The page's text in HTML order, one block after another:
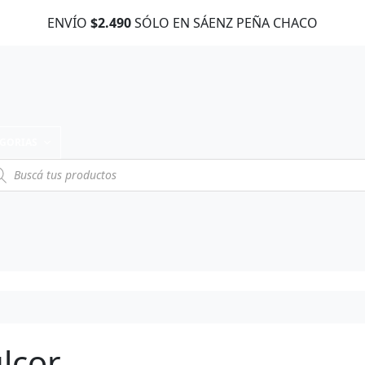
ENVÍO $2.490SÓLO EN SÁENZ PEÑA CHACO